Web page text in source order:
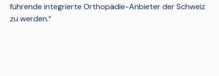
führende integrierte Orthopädie-Anbieter der Schweiz
zu werden.“